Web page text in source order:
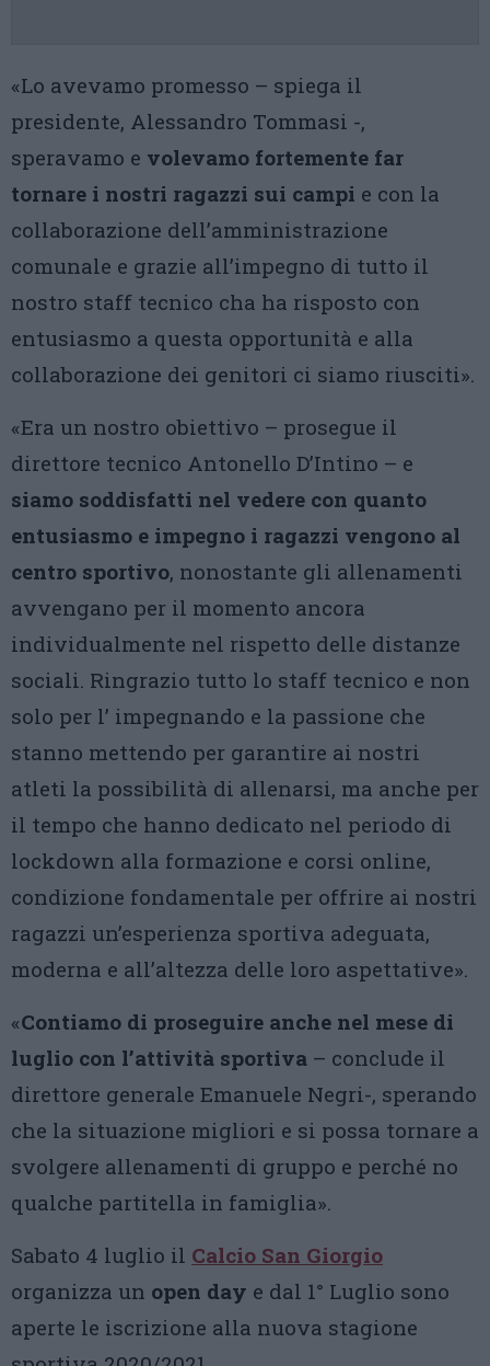
«Lo avevamo promesso – spiega il
presidente, Alessandro Tommasi -,
speravamo e volevamo fortemente far
tornare i nostri ragazzi sui campi e con la
collaborazione dell’amministrazione
comunale e grazie all’impegno di tutto il
nostro staff tecnico cha ha risposto con
entusiasmo a questa opportunità e alla
collaborazione dei genitori ci siamo riusciti».
«Era un nostro obiettivo – prosegue il
direttore tecnico Antonello D’Intino – e
siamo soddisfatti nel vedere con quanto
entusiasmo e impegno i ragazzi vengono al
centro sportivo, nonostante gli allenamenti
avvengano per il momento ancora
individualmente nel rispetto delle distanze
sociali. Ringrazio tutto lo staff tecnico e non
solo per l’ impegnando e la passione che
stanno mettendo per garantire ai nostri
atleti la possibilità di allenarsi, ma anche per
il tempo che hanno dedicato nel periodo di
lockdown alla formazione e corsi online,
condizione fondamentale per offrire ai nostri
ragazzi un’esperienza sportiva adeguata,
moderna e all’altezza delle loro aspettative».
«Contiamo di proseguire anche nel mese di
luglio con l’attività sportiva – conclude il
direttore generale Emanuele Negri-, sperando
che la situazione migliori e si possa tornare a
svolgere allenamenti di gruppo e perché no
qualche partitella in famiglia».
Sabato 4 luglio il Calcio San Giorgio
organizza un open day e dal 1° Luglio sono
aperte le iscrizione alla nuova stagione